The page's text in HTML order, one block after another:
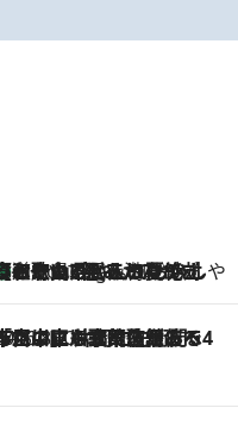
県の手みやげ ひんやりスイーツで夏を満喫
1 Hour Ago
3選 みかんがごろっと丸ごと入ったジュレ
CHOICE
にも歌舞伎があるんだよ」 片岡仁左衛門・市川中車ら豪華座組みで4年目の立川立飛歌舞伎へ